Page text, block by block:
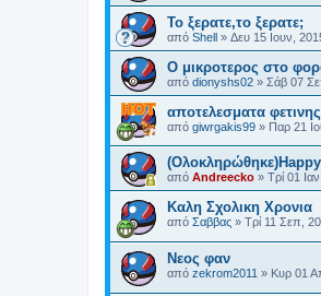
Το ξερατε,το ξερατε;
από Shell » Δευ 15 Ιουν,
O μικροτερος στο
από dionyshs02 » Σάβ 07
αποτελεσματα
από giwrgakis99 » Παρ 21
από Andreecko » Τρί 01
Καλη Σχολικη Χρονια
από Σαββας » Τρί 11 Σεπ,
Νεος φαν
από zekrom2011 » Κυρ 01